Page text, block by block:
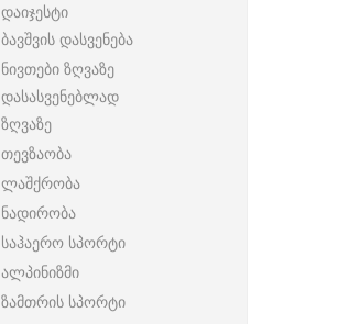
დაიჯესტი
ბავშვის დასვენება
ნივთები ზღვაზე
დასასვენებლად
ზღვაზე
თევზაობა
ლაშქრობა
ნადირობა
საჰაერო სპორტი
ალპინიზმი
ზამთრის სპორტი